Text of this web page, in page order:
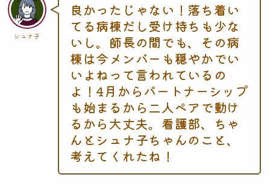
シュナ子
良かったじゃない！落ち着い
てる病棟だし受け持ちも少な
いし。師長の間でも、その病
棟は今メンバーも穏やかでい
いよねって言われているの
よ！4月からパートナーシップ
も始まるから二人ペアで動け
るから大丈夫。看護部、ちゃ
んとシュナ子ちゃんのこと、
考えてくれたね！